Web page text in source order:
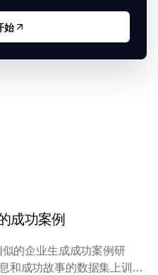
始
成功案例
的企业生成成功案例研
和成功故事的数据集上训练